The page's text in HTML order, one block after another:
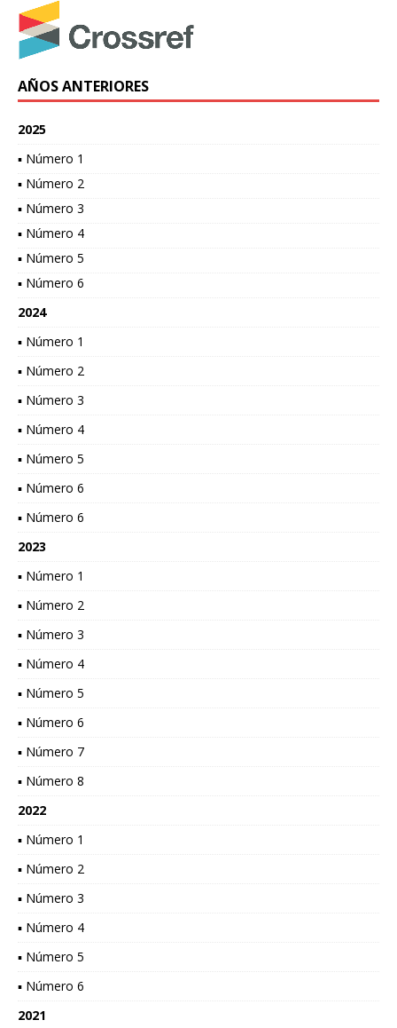
AÑOS ANTERIORES
2025
▪ Número 1
▪ Número 2
▪ Número 3
▪ Número 4
▪ Número 5
▪ Número 6
2024
▪ Número 1
▪ Número 2
▪ Número 3
▪ Número 4
▪ Número 5
▪ Número 6
▪ Número 6
2023
▪ Número 1
▪ Número 2
▪ Número 3
▪ Número 4
▪ Número 5
▪ Número 6
▪ Número 7
▪ Número 8
2022
▪ Número 1
▪ Número 2
▪ Número 3
▪ Número 4
▪ Número 5
▪ Número 6
2021